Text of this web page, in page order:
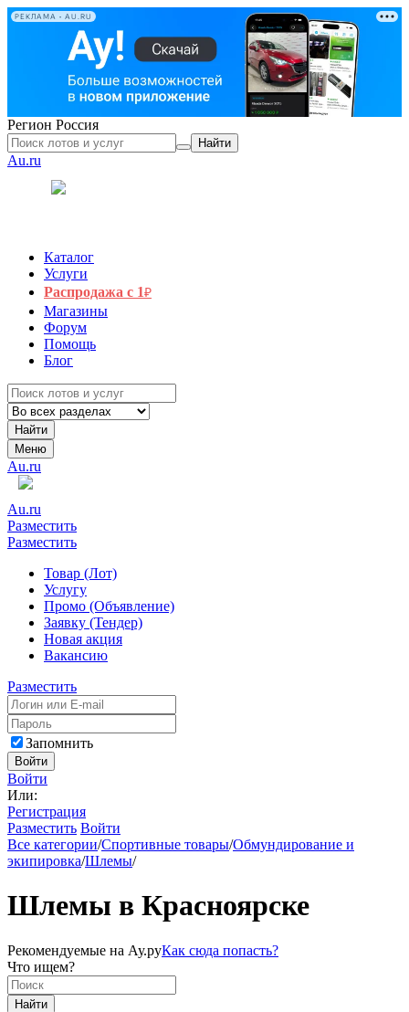
РЕКЛАМА • AU.RU
Регион Россия
Найти
Au.ru
Каталог
Услуги
Распродажа с 1₽
Магазины
Форум
Помощь
Блог
Найти
Меню
Au.ru
Au.ru
Разместить
Разместить
Товар (Лот)
Услугу
Промо (Объявление)
Заявку (Тендер)
Новая акция
Вакансию
Разместить
Запомнить
Войти
Войти
Или:
Регистрация
Разместить Войти
Все категории/Спортивные товары/Обмундирование и
экипировка/Шлемы/
Шлемы в Красноярске
Рекомендуемые на Ау.руКак сюда попасть?
Что ищем?
Найти